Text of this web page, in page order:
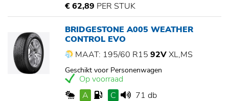
€ 62,89 PER STUK
BRIDGESTONE A005 WEATHER
CONTROL EVO
MAAT: 195/60 R15 92VXL,MS
Geschikt voor Personenwagen
Op voorraad
A
C
71 db